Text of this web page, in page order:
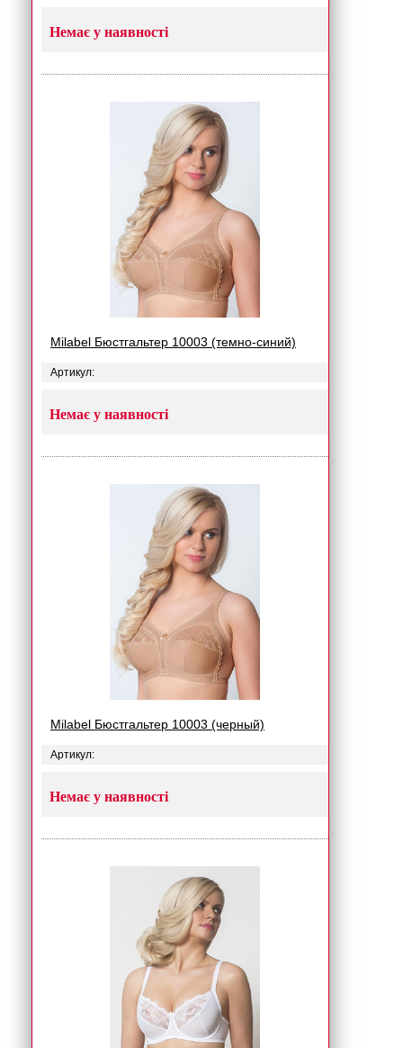
Немає у наявності
Milabel Бюстгальтер 10003 (темно-синий)
Артикул:
Немає у наявності
Milabel Бюстгальтер 10003 (черный)
Артикул:
Немає у наявності